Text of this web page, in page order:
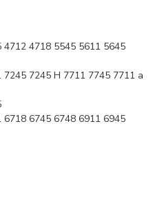
4718 5545 5611 5645
7245 H 7711 7745 7711 a
6745 6748 6911 6945